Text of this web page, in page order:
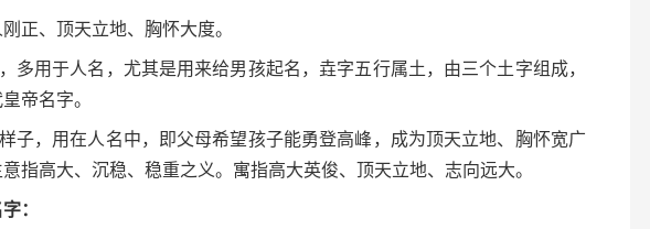
正、顶天立地、胸怀大度。
多用于人名，尤其是用来给男孩起名，垚字五行属土，由三个土字组成，
帝名字。
子，用在人名中，即父母希望孩子能勇登高峰，成为顶天立地、胸怀宽广
指高大、沉稳、稳重之义。寓指高大英俊、顶天立地、志向远大。
：